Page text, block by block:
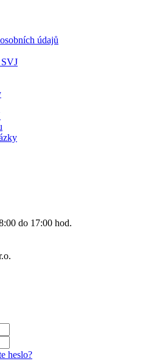
údajů
do 17:00 hod.
heslo?